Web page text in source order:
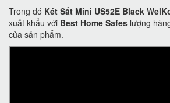
Trong đó Két Sắt Mini US52E Black
xuất khẩu với Best Home Safes lượng
của sản phẩm.